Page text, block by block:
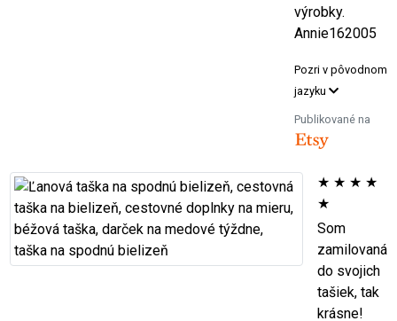
výrobky.
Annie162005
Pozri v pôvodnom
jazyku
Publikované na
★ ★ ★ ★
★
Som
zamilovaná
do svojich
tašiek, tak
krásne!